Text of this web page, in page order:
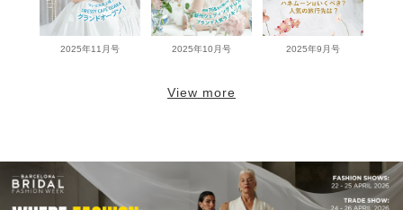
2025年11月号 2025年10月号 2025年9月号
View more